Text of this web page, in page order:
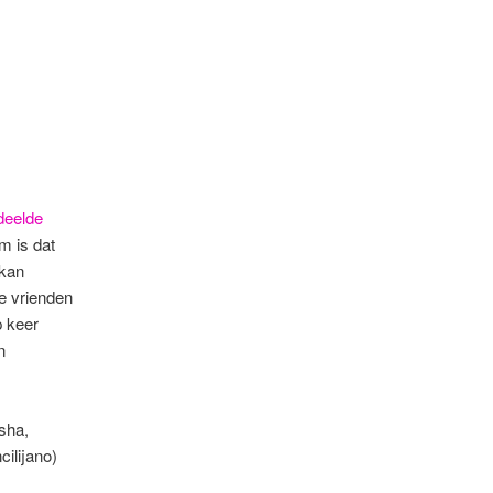
is dat
vrienden
keer